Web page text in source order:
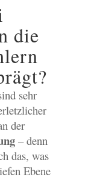
die
sehr
der
– denn
das, was
Ebene